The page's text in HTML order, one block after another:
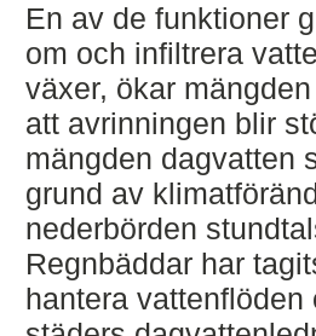
En av de funktioner
om och infiltrera
växer, ökar
att avrinningen blir
mängden dagvatten
grund av
nederbörden
Regnbäddar har
hantera